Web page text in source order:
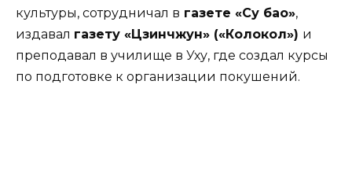
культуры, сотрудничал в газете «Су бао»,
издавал газету «Цзинчжун» («Колокол») и
преподавал в училище в Уху, где создал курсы
по подготовке к организации покушений.